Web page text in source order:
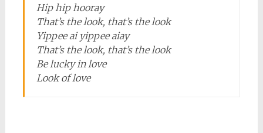
Hip hip hooray
That’s the look, that’s the look
Yippee ai yippee aiay
That’s the look, that’s the look
Be lucky in love
Look of love